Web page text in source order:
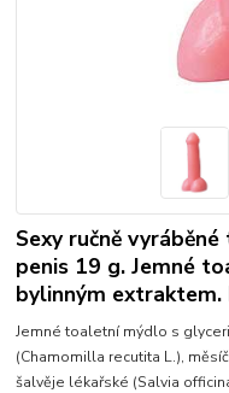
Sexy ručně
penis 19 g. Jemné
bylinným extraktem.
Jemné toaletní mýdlo s
(Chamomilla recutita L.),
šalvěje lékařské (Salvia